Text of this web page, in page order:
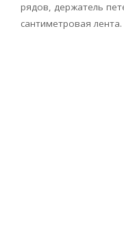
рядов, держатель
сантиметровая лента.